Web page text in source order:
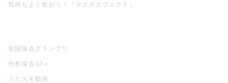
気持ちよく歌おう！『マスクエフェクト』
全国採点グランプリ
分析採点AI＋
うたスキ動画